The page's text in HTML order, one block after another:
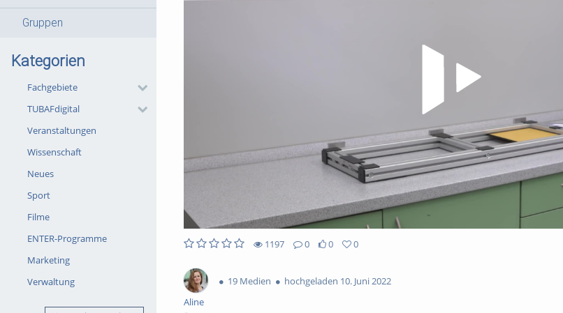
Gruppen
Kategorien
Fachgebiete
TUBAFdigital
Veranstaltungen
Wissenschaft
Neues
Sport
Filme
ENTER-Programme
Marketing
Verwaltung
1197
0
0
0
Aline
19 Medien hochgeladen 10. Juni 2022